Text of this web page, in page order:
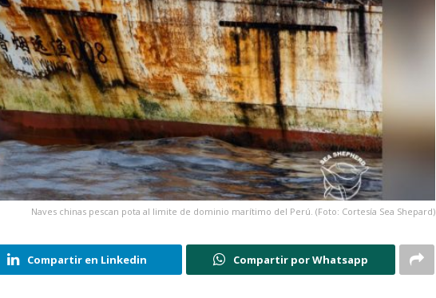
Naves chinas pescan pota al limite de dominio marítimo del Perú. (Foto: Cortesía Sea Shepard)
Compartir en Linkedin Compartir por Whatsapp